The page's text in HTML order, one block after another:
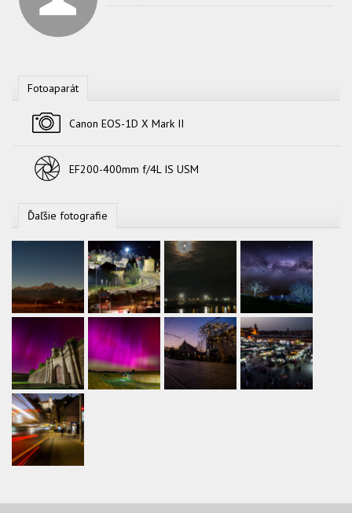
Fotoaparát
Canon EOS-1D X Mark II
EF200-400mm f/4L IS USM
Ďaľšie fotografie